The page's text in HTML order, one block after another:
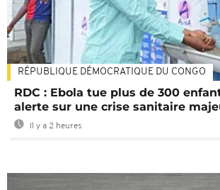
RÉPUBLIQUE DÉMOCRATIQUE DU CONGO
RDC : Ebola tue plus de 300
alerte sur une crise sanitaire
Il y a 2 heures